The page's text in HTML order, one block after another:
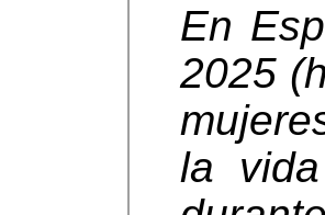
En
2025
la